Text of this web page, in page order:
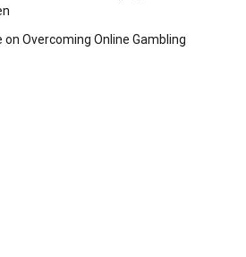
on Overcoming Online Gambling